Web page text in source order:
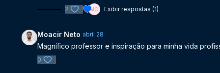
2 Exibir respostas (1)
Moacir Neto abril 28
Magnífico professor e inspiração para minha vida
0